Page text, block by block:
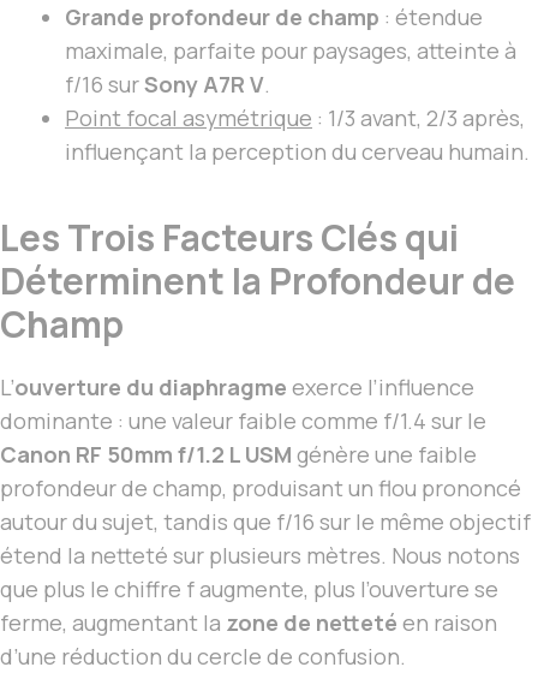
Grande profondeur de champ : étendue
maximale, parfaite pour paysages, atteinte à
f/16 surSony A7R V.
Point focal asymétrique : 1/3 avant, 2/3 après,
influençant la perception du cerveau humain.
Les Trois Facteurs Clés qui
Déterminent la Profondeur de
Champ
L’ouverture du diaphragme exerce l’influence
dominante : une valeur faible comme f/1.4 sur le
Canon RF 50mm f/1.2 L USM génère une faible
profondeur de champ, produisant un flou prononcé
autour du sujet, tandis que f/16 sur le même objectif
étend la netteté sur plusieurs mètres. Nous notons
que plus le chiffre f augmente, plus l’ouverture se
ferme, augmentant la zone de netteté en raison
d’une réduction du cercle de confusion.